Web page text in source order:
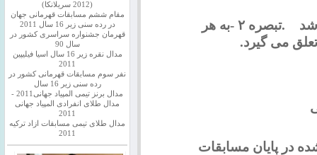
.تبصره ۲ -به هر
تعلق می گیرد.
در پایان مسابقات
(2012 سريلانكا)
مقام ششم مسابقات قهرمانی جهان
در رده سنی زیر 16 سال 2011
قهرمان جشنواره سراسری کشور در
سال 90
مدال نقره زیر 16 سال اسیا فیلیپین
2011
نفر سوم مسابقات قهرمانی کشور در
رده سنی زیر 16 سال
مدال برنز تیمی المپیاد جهانی2011 -
مدال طلای انفرادی المپیاد جهانی
2011
مدال طلای تیمی مسابقات ازاد ترکیه
2011